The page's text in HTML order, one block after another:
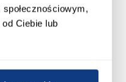
Ciebie lub